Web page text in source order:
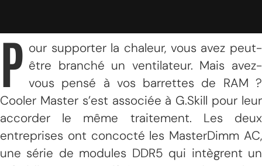
P our supporter la chaleur, vous avez peut-
être branché un ventilateur. Mais avez-
vous pensé à vos barrettes de RAM ?
Cooler Master s’est associée à G.Skill pour leur
accorder le même traitement. Les deux
entreprises ont concocté les MasterDimm AC,
une série de modules DDR5 qui intègrent un